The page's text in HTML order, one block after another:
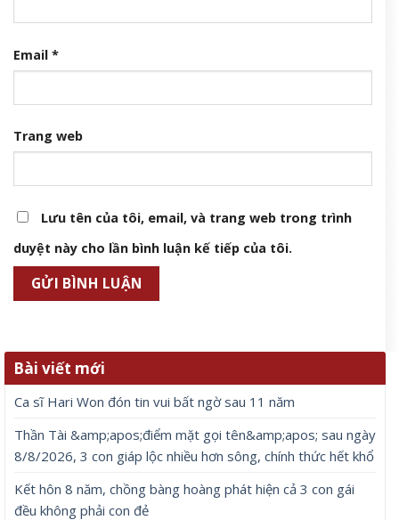
Email *
Trang web
Lưu tên của tôi, email, và trang web trong trình
duyệt này cho lần bình luận kế tiếp của tôi.
Bài viết mới
Ca sĩ Hari Won đón tin vui bất ngờ sau 11 năm
Thần Tài &amp;apos;điểm mặt gọi tên&amp;apos; sau ngày
8/8/2026, 3 con giáp lộc nhiều hơn sông, chính thức hết khổ
Kết hôn 8 năm, chồng bàng hoàng phát hiện cả 3 con gái
đều không phải con đẻ